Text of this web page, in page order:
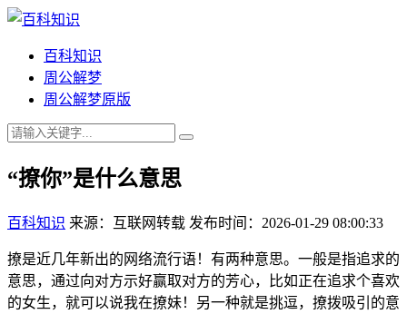
百科知识
周公解梦
周公解梦原版
“撩你”是什么意思
百科知识 来源：互联网转载 发布时间：2026-01-29 08:00:33
撩是近几年新出的网络流行语！有两种意思。一般是指追求的
意思，通过向对方示好赢取对方的芳心，比如正在追求个喜欢
的女生，就可以说我在撩妹！另一种就是挑逗，撩拨吸引的意